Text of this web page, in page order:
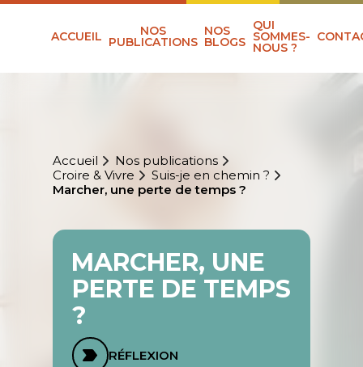
ACCUEIL NOS
PUBLICATIONS
NOS
BLOGS
QUI
SOMMES-
NOUS ?
Accueil
Nos publications
Croire & Vivre
Suis-je en chemin ?
Marcher, une perte de temps ?
MARCHER, UNE
PERTE DE TEMPS
?
RÉFLEXION